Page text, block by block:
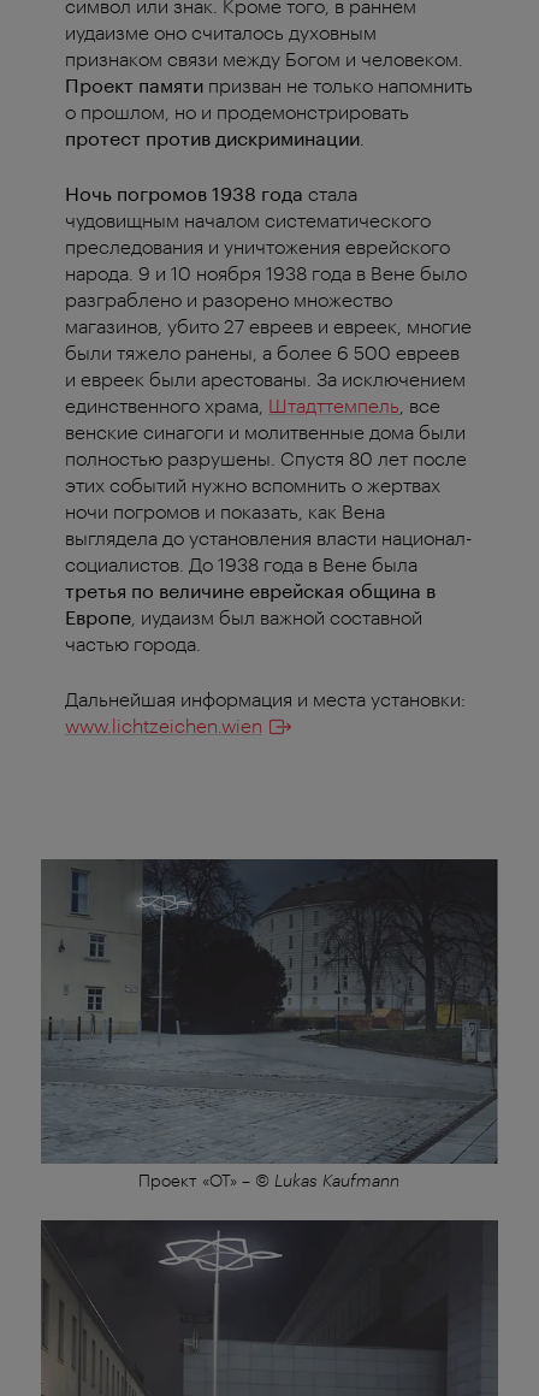
символ или знак. Кроме того, в раннем
иудаизме оно считалось духовным
признаком связи между Богом и человеком.
Проект памяти призван не только напомнить
о прошлом, но и продемонстрировать
протест против дискриминации
Ночь погромов 1938 года стала
чудовищным началом систематического
преследования и уничтожения еврейского
народа. 9 и 10 ноября 1938 года в Вене было
разграблено и разорено множество
магазинов, убито 27 евреев и евреек, многие
были тяжело ранены, а более 6 500 евреев
и евреек были арестованы. За исключением
единственного храма, Штадттемпель , все
венские синагоги и молитвенные дома были
полностью разрушены. Спустя 80 лет после
этих событий нужно вспомнить о жертвах
ночи погромов и показать, как Вена
выглядела до установления власти национал-
социалистов. До 1938 года в Вене была
третья по величине еврейская община в
Европе , иудаизм был важной составной
частью города.
Дальнейшая информация и места установки:
www.lichtzeichen.wien
Проект «OT» – © Lukas Kaufmann